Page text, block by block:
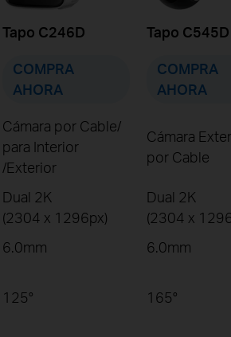
Tapo C246D
COMPRA
AHORA
Tapo C545D
COMPRA
AHORA
Cámara por Cable/
para Interior
/Exterior
Cámara
por Cable
Dual 2K
(2304 x 1296px)
Dual 2K
(2304 x
6.0mm
6.0mm
125° 165°